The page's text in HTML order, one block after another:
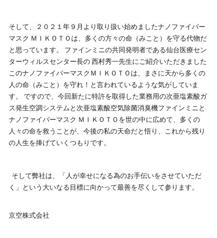
そして、２０２１年９月より取り扱い始めましたナノファイバー
マスク ＭＩＫＯＴＯは、多くの方々の命（みこと）を守る代物だ
と思っています。 ファインミニの共同発明者である仙台医療セン
ターウィルスセンター長の 西村秀一先生にご紹介いただきました
このナノファイバーマスクＭＩＫＯＴＯは、まさに天から多くの
人の命（みこと）を守れ！と言われているような気がしていま
す。 ですので、今回新たに特許を取得した業務用の次亜塩素酸ガ
ス発生空調システムと次亜塩素酸空気除菌消臭機ファインミニと
ナノファイバーマスク ＭＩＫＯＴＯを世の中に広めて、多くの
人々の命を救うことが、今後の私の天命だと悟り、これから残り
の人生を捧げていくつもりです。
そして弊社は、「人が幸せになる為のお手伝いをさせていただ
く」という大いなる目標に向かって最善を尽くして参ります。
京空株式会社